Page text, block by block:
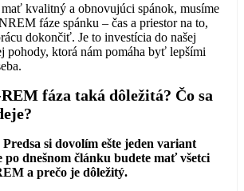
mať kvalitný a obnovujúci spánok, musíme
fáze spánku – čas a priestor na to,
dokončiť. Je to investícia do našej
pohody, ktorá nám pomáha byť lepšími
fáza taká dôležitá? Čo sa
si dovolím ešte jeden variant
po dnešnom článku budete mať všetci
a prečo je dôležitý.